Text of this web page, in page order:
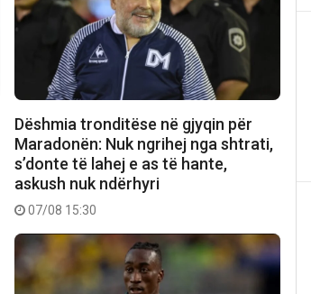
Dëshmia tronditëse në gjyqin për
Maradonën: Nuk ngrihej nga shtrati,
s’donte të lahej e as të hante,
askush nuk ndërhyri
07/08 15:30